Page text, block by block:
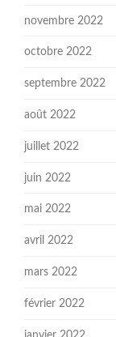
novembre 2022
octobre 2022
septembre 2022
août 2022
juillet 2022
juin 2022
mai 2022
avril 2022
mars 2022
février 2022